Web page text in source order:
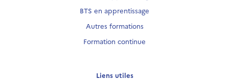
BTS en apprentissage
Autres formations
Formation continue
Liens utiles